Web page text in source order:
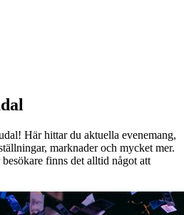
Här hittar du aktuella evenemang,
marknader och mycket mer.
finns det alltid något att